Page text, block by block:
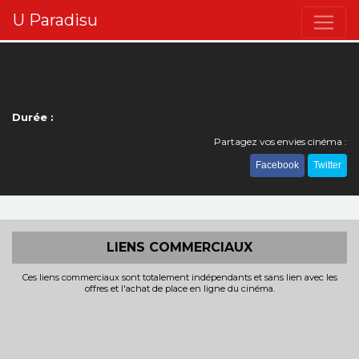
U Paradisu
Durée :
Partagez vos envies cinéma :
Facebook Twitter
LIENS COMMERCIAUX
Ces liens commerciaux sont totalement indépendants et sans lien avec les
offres et l'achat de place en ligne du cinéma.